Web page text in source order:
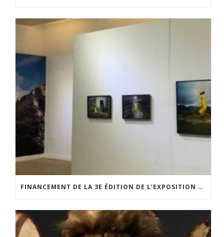
FINANCEMENT DE LA 3E ÉDITION DE L’EXPOSITION DU PRIX POUR LA PHOTOGRAPHIE PAR LE CERCLE POUR LA PHOTOGRAPHIE ET L’ART CONTEMPORAIN